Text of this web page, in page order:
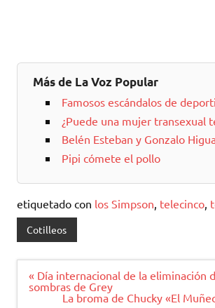
Más de La Voz Popular
Famosos escándalos de
¿Puede una mujer transexual
Belén Esteban y Gonzalo
Pipi cómete el pollo
etiquetado con los Simpson telecinco
Cotilleos
Navegación
de
entradas
« Día internacional de la eliminación
sombras de Grey
La broma de Chucky «El